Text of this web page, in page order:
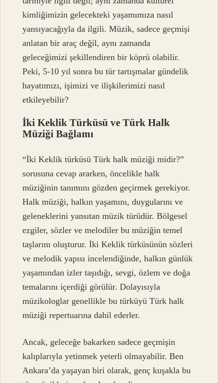
kimliğimizin gelecekteki yaşamımıza nasıl
yansıyacağıyla da ilgili. Müzik, sadece geçmişi
anlatan bir araç değil, aynı zamanda
geleceğimizi şekillendiren bir köprü olabilir.
Peki, 5-10 yıl sonra bu tür tartışmalar gündelik
hayatımızı, işimizi ve ilişkilerimizi nasıl
etkileyebilir?
İki Keklik Türküsü ve Türk Halk
Müziği Bağlamı
“İki Keklik türküsü Türk halk müziği midir?”
sorusuna cevap ararken, öncelikle halk
müziğinin tanımını gözden geçirmek gerekiyor.
Halk müziği, halkın yaşamını, duygularını ve
geleneklerini yansıtan müzik türüdür. Bölgesel
ezgiler, sözler ve melodiler bu müziğin temel
taşlarını oluşturur. İki Keklik türküsünün sözleri
ve melodik yapısı incelendiğinde, halkın günlük
yaşamından izler taşıdığı, sevgi, özlem ve doğa
temalarını içerdiği görülür. Dolayısıyla
müzikologlar genellikle bu türküyü Türk halk
müziği repertuarına dahil ederler.
Ancak, geleceğe bakarken sadece geçmişin
kalıplarıyla yetinmek yeterli olmayabilir. Ben
Ankara’da yaşayan biri olarak, genç kuşakla bu